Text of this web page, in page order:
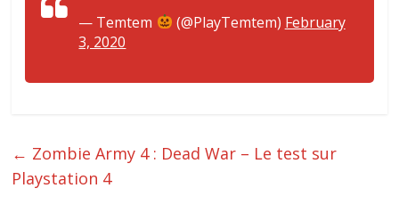
— Temtem
(@PlayTemtem) February
3, 2020
← Zombie Army 4 : Dead War – Le test sur
Playstation 4